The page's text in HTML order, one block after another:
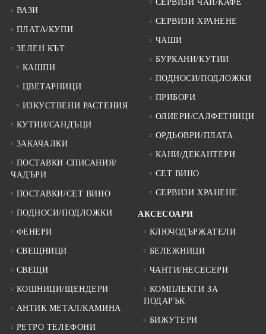
ВАЗИ
ПЛАТА/КУПИ
ЗЕЛЕН КЪТ
КАШПИ
ЦВЕТАРНИЦИ
ИЗКУСТВЕНИ РАСТЕНИЯ
КУТИИ/САНДЪЦИ
ЗАКАЧАЛКИ
ПОСТАВКИ СПИСАНИЯ/
ЧАДЪРИ
ПОСТАВКИ/СЕТ ВИНО
ПОДНОСИ/ПОДЛОЖКИ
ФЕНЕРИ
СВЕЩНИЦИ
СВЕЩИ
КОШНИЦИ/ЩЕНДЕРИ
АНТИК МЕТАЛ/КАМИНА
РЕТРО ТЕЛЕФОНИ
СЕРВИЗИ ЧАЙ/КАФЕ
СЕРВИЗИ ХРАНЕНЕ
ЧАШИ
БУРКАНИ/КУТИИ
ПОДНОСИ/ПОДЛОЖКИ
ПРИБОРИ
ОЛИЕРИ/САЛФЕТНИЦИ
ОРДЬОВРИ/ПЛАТА
КАНИ/ДЕКАНТЕРИ
СЕТ ВИНО
СЕРВИЗИ ХРАНЕНЕ
АКСЕСОАРИ
КЛЮЧОДЪРЖАТЕЛИ
БЕЛЕЖНИЦИ
ЧАНТИ/НЕСЕСЕРИ
КОМПЛЕКТИ ЗА
ПОДАРЪК
БИЖУТЕРИ